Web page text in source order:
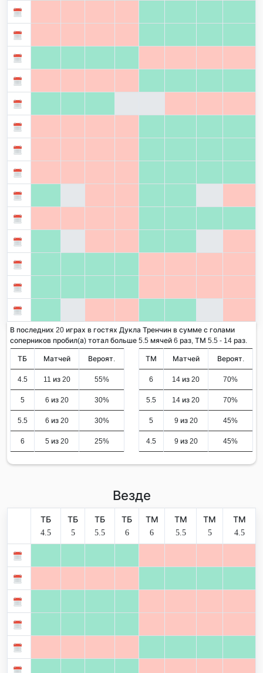
В последних 20 играх в гостях Дукла Тренчин в сумме с голами
соперников пробил(а) тотал больше 5.5 мячей 6 раз, ТМ 5.5 - 14 раз.
ТБ Матчей Вероят.
4.5 11 из 20 55%
5 6 из 20 30%
5.5 6 из 20 30%
6 5 из 20 25%
ТМ Матчей Вероят.
6 14 из 20 70%
5.5 14 из 20 70%
5 9 из 20 45%
4.5 9 из 20 45%
Везде
ТБ
4.5
ТБ
5
ТБ
5.5
ТБ
6
ТМ
6
ТМ
5.5
ТМ
5
ТМ
4.5